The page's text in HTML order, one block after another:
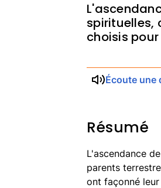
spirituelles,
choisis
Écoute une
Résumé
L'ascendance de
parents
ont façonné